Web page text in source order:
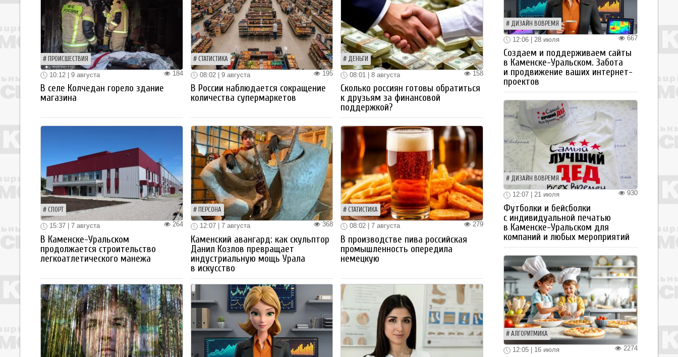
ПРОИСШЕСТВИЯ
184
10:12 | 9 августа
В селе Колчедан горело здание
магазина
СТАТИСТИКА
195
08:02 | 9 августа
В России наблюдается сокращение
количества супермаркетов
ДЕНЬГИ
158
08:01 | 8 августа
Сколько россиян готовы обратиться
к друзьям за финансовой
поддержкой?
СПОРТ
264
15:37 | 7 августа
В Каменске-Уральском
продолжается строительство
легкоатлетического манежа
ПЕРСОНА
368
12:07 | 7 августа
Каменский авангард: как скульптор
Данил Козлов превращает
индустриальную мощь Урала
в искусство
СТАТИСТИКА
279
08:02 | 7 августа
В производстве пива российская
промышленность опередила
немецкую
ДИЗАЙН ВОВРЕМЯ
667
12:06 | 28 июля
Создаем и поддерживаем сайты
в Каменске-Уральском. Забота
и продвижение ваших интернет-
проектов
ДИЗАЙН ВОВРЕМЯ
930
12:07 | 21 июля
Футболки и бейсболки
с индивидуальной печатью
в Каменске-Уральском для
компаний и любых мероприятий
АЛГОРИТМИКА
2274
12:05 | 16 июля